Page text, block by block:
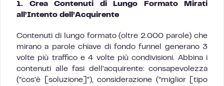
1. Crea Contenuti di Lungo Formato Mirati
all’Intento dell’Acquirente
Contenuti di lungo formato (oltre 2.000 parole) che
mirano a parole chiave di fondo funnel generano 3
volte più traffico e 4 volte più condivisioni. Abbina i
contenuti alle fasi dell’acquirente: consapevolezza
(“cos’è [soluzione]”), considerazione (“miglior [tipo